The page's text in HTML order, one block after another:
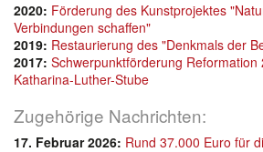
2020: Förderung des Kunstprojektes
Verbindungen schaffen"
2019: Restaurierung des "Denkmals der
2017: Schwerpunktförderung Reformation
Katharina-Luther-Stube
Zugehörige Nachrichten:
17. Februar 2026: Rund 37.000 Euro für